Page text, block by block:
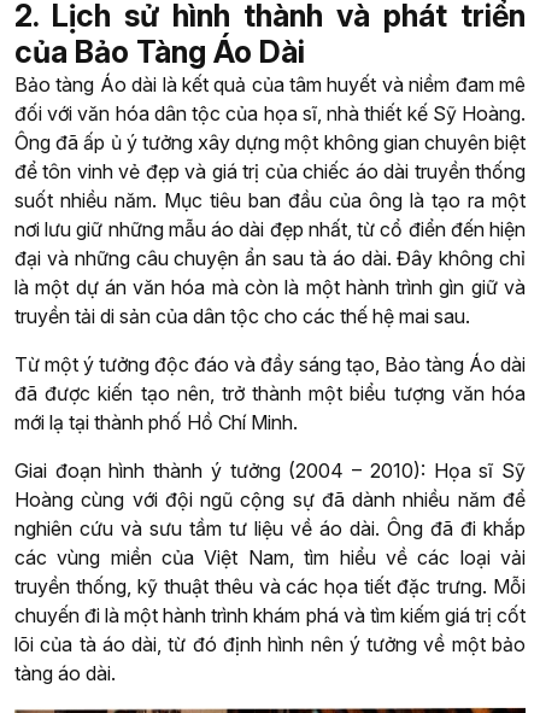
2. Lịch sử hình thành và phát triển
của Bảo Tàng Áo Dài
Bảo tàng Áo dài là kết quả của tâm huyết và niềm đam mê
đối với văn hóa dân tộc của họa sĩ, nhà thiết kế Sỹ Hoàng.
Ông đã ấp ủ ý tưởng xây dựng một không gian chuyên biệt
để tôn vinh vẻ đẹp và giá trị của chiếc áo dài truyền thống
suốt nhiều năm. Mục tiêu ban đầu của ông là tạo ra một
nơi lưu giữ những mẫu áo dài đẹp nhất, từ cổ điển đến hiện
đại và những câu chuyện ẩn sau tà áo dài. Đây không chỉ
là một dự án văn hóa mà còn là một hành trình gìn giữ và
truyền tải di sản của dân tộc cho các thế hệ mai sau.
Từ một ý tưởng độc đáo và đầy sáng tạo, Bảo tàng Áo dài
đã được kiến tạo nên, trở thành một biểu tượng văn hóa
mới lạ tại thành phố Hồ Chí Minh.
Giai đoạn hình thành ý tưởng (2004 – 2010): Họa sĩ Sỹ
Hoàng cùng với đội ngũ cộng sự đã dành nhiều năm để
nghiên cứu và sưu tầm tư liệu về áo dài. Ông đã đi khắp
các vùng miền của Việt Nam, tìm hiểu về các loại vải
truyền thống, kỹ thuật thêu và các họa tiết đặc trưng. Mỗi
chuyến đi là một hành trình khám phá và tìm kiếm giá trị cốt
lõi của tà áo dài, từ đó định hình nên ý tưởng về một bảo
tàng áo dài.